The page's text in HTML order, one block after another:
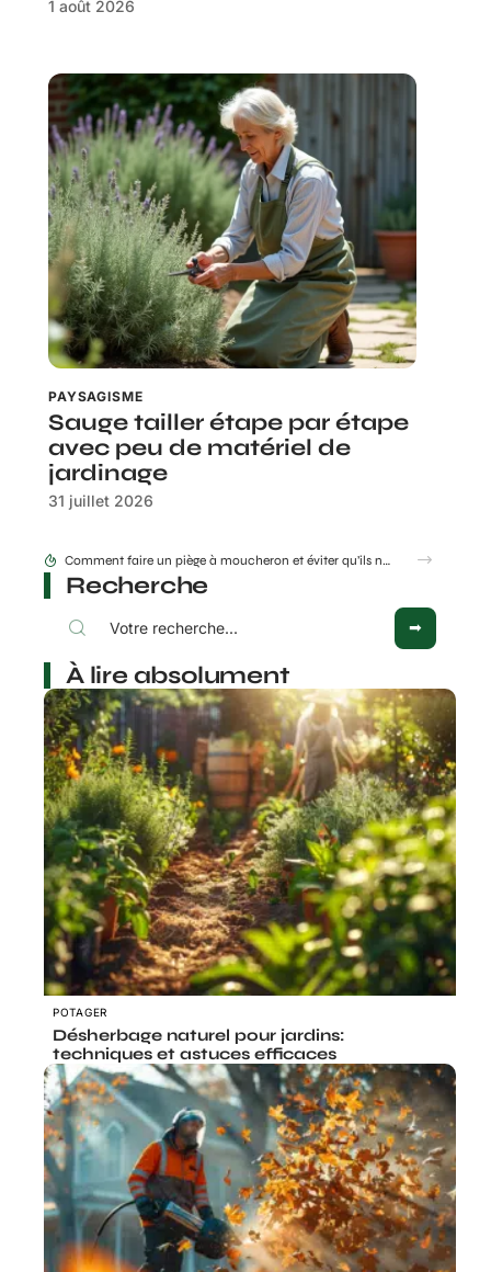
1 août 2026
PAYSAGISME
Sauge tailler étape par étape
avec peu de matériel de
jardinage
31 juillet 2026
Comment faire un piège à moucheron et éviter qu’ils ne reviennent ensuite ?
Recherche
À lire absolument
POTAGER
Désherbage naturel pour jardins:
techniques et astuces efficaces